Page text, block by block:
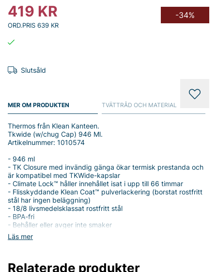
419 KR
ORD.PRIS 639 KR
-34%
Slutsåld
MER OM PRODUKTEN
Läs mer
Thermos från Klean Kanteen.
Tkwide (w/chug Cap) 946 Ml.
Artikelnummer: 1010574
- 946 ml
- TK Closure med invändig gänga ökar termisk prestanda och
är kompatibel med TKWide-kapslar
- Climate Lock™ håller innehållet isat i upp till 66 timmar
- Flisskyddande Klean Coat™ pulverlackering (borstat rostfritt
stål har ingen beläggning)
- 18/8 livsmedelsklassat rostfritt stål
- BPA-fri
- Behåller eller avger inte smaker
- Inkluderar läckagesäkert Chug Cap för snabb återfuktning
- Garanterad som stark stål på livstid
Funktionell Vattenflaska
TVÄTTRÅD OCH MATERIAL
Relaterade produkter